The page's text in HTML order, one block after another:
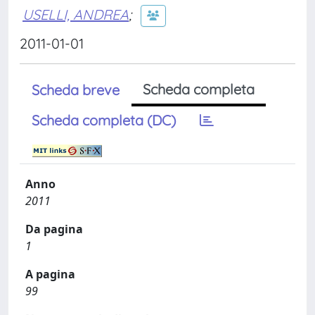
USELLI, ANDREA;
2011-01-01
Scheda breve
Scheda completa
Scheda completa (DC)
Anno
2011
Da pagina
1
A pagina
99